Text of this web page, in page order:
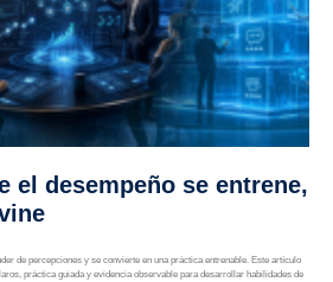
el desempeño se entrene,
de percepciones y se convierte en una práctica entrenable. Este artículo
práctica guiada y evidencia observable para desarrollar habilidades de